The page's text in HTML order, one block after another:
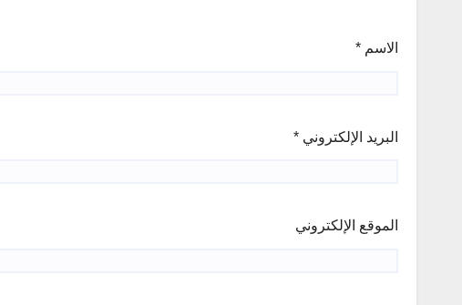
الاسم *
البريد الإلكتروني *
الموقع الإلكتروني